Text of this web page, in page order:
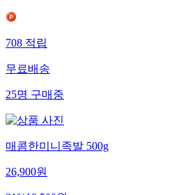
708적립
무료배송
25명구매중
매콤한미니족발 500g
26,900원